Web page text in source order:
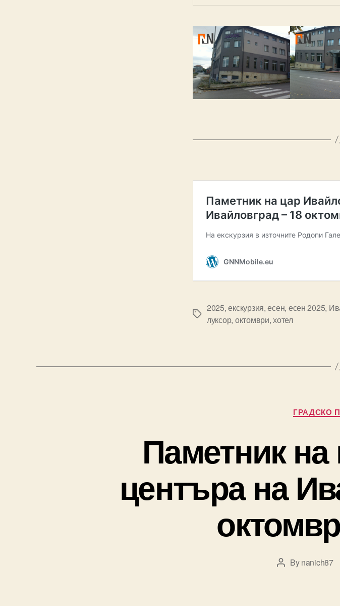
Tags
2025,екскурзия,есен, есен 2025,
луксор, октомври,хотел
ГРАДСКО
Паметник
центъра на
PostBynanich87